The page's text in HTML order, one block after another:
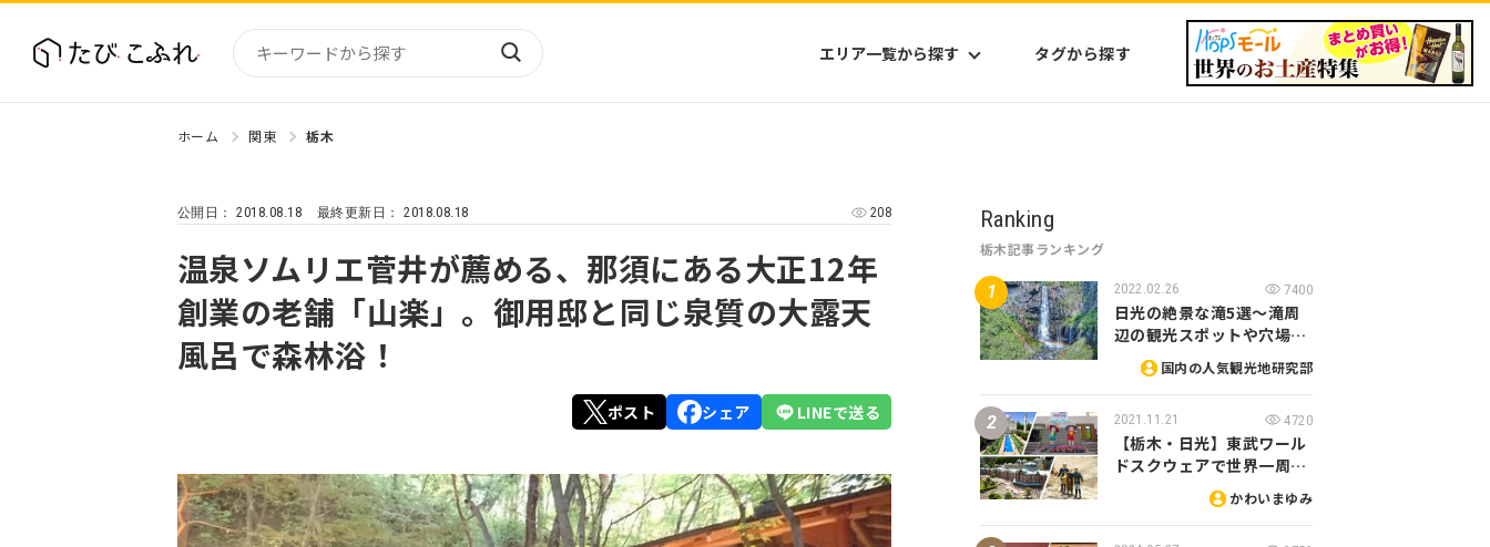
エリア一覧から探す タグから探す
東北
関東
中部・北陸
近畿
四国
九州
沖縄
アジア
北米
中南米
中近東
ハワイ
ミクロネシア
オセアニア
南太平洋
ホーム 関東 栃木
公開日：2018.08.18 最終更新日：2018.08.18 208
温泉ソムリエ菅井が薦める、那須にある大正12年
創業の老舗「山楽」。御用邸と同じ泉質の大露天
風呂で森林浴！
ポスト シェア LINEで送る
Ranking
栃木記事ランキング
2022.02.26 7400
日光の絶景な滝5選～滝周
辺の観光スポットや穴場…
国内の人気観光地研究部
2021.11.21 4720
【栃木・日光】東武ワール
ドスクウェアで世界一周…
かわいまゆみ